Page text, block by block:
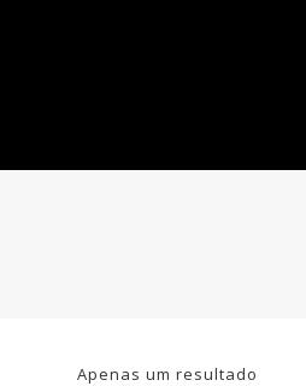
Apenas um resultado